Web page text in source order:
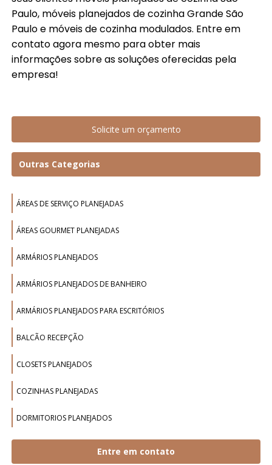
Paulo, móveis planejados de cozinha Grande São
Paulo e móveis de cozinha modulados. Entre em
contato agora mesmo para obter mais
informações sobre as soluções oferecidas pela
empresa!
Solicite um orçamento
Outras Categorias
ÁREAS DE SERVIÇO PLANEJADAS
ÁREAS GOURMET PLANEJADAS
ARMÁRIOS PLANEJADOS
ARMÁRIOS PLANEJADOS DE BANHEIRO
ARMÁRIOS PLANEJADOS PARA ESCRITÓRIOS
BALCÃO RECEPÇÃO
CLOSETS PLANEJADOS
COZINHAS PLANEJADAS
DORMITORIOS PLANEJADOS
Entre em contato